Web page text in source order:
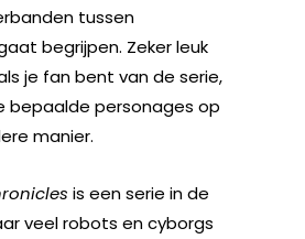
tussen
begrijpen. Zeker leuk
je fan bent van de serie,
bepaalde personages op
manier.
is een serie in de
veel robots en cyborgs